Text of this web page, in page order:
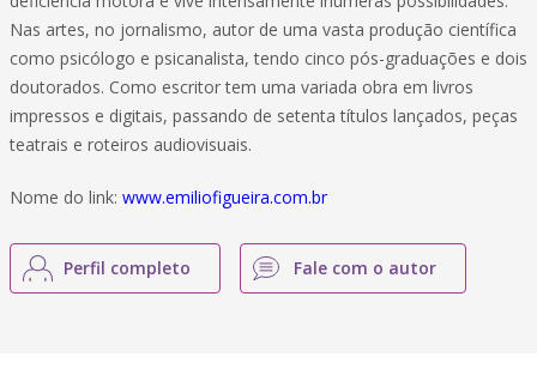
Nas artes, no jornalismo, autor de uma vasta produção científica
como psicólogo e psicanalista, tendo cinco pós-graduações e dois
doutorados. Como escritor tem uma variada obra em livros
impressos e digitais, passando de setenta títulos lançados, peças
teatrais e roteiros audiovisuais.
Nome do link: www.emiliofigueira.com.br
Perfil completo Fale com o autor